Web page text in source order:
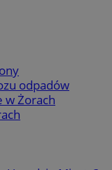
odpadów
w Żorach